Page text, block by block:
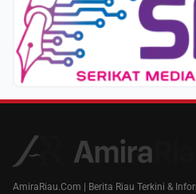
AmiraRiau.Com | Berita Riau Terkini &